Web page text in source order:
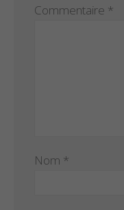
Commentaire *
Nom *